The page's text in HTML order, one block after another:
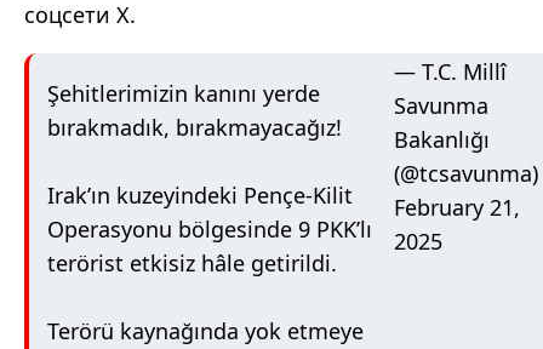
соцсети Х.
Şehitlerimizin kanını yerde
bırakmadık, bırakmayacağız!
Irak’ın kuzeyindeki Pençe-Kilit
Operasyonu bölgesinde 9 PKK’lı
terörist etkisiz hâle getirildi.
Terörü kaynağında yok etmeye
— T.C. Millî
Savunma
Bakanlığı
(@tcsavunma)
February 21,
2025